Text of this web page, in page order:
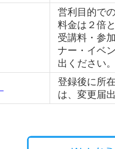
営利目的で
料金は２倍
受講料・参
ナー・イベ
出ください
登録後に所
は、変更届